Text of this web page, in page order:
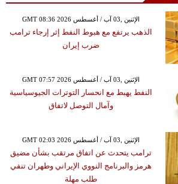
GMT 08:36 2026 الإثنين ,03 آب / أغسطس
الذهب يرتفع مع هبوط النفط إثر إرجاء ترامب
ضرب إيران
GMT 07:57 2026 الإثنين ,03 آب / أغسطس
النفط يهبط مع انحسار التوترات الجيوسياسية
وآمال التوصل لاتفاق
GMT 02:03 2026 الإثنين ,03 آب / أغسطس
ترامب يتحدث عن اتفاق مرتقب بشأن مضيق
هرمز والبرنامج النووي الإيراني وطهران تنفي
طلب مهلة